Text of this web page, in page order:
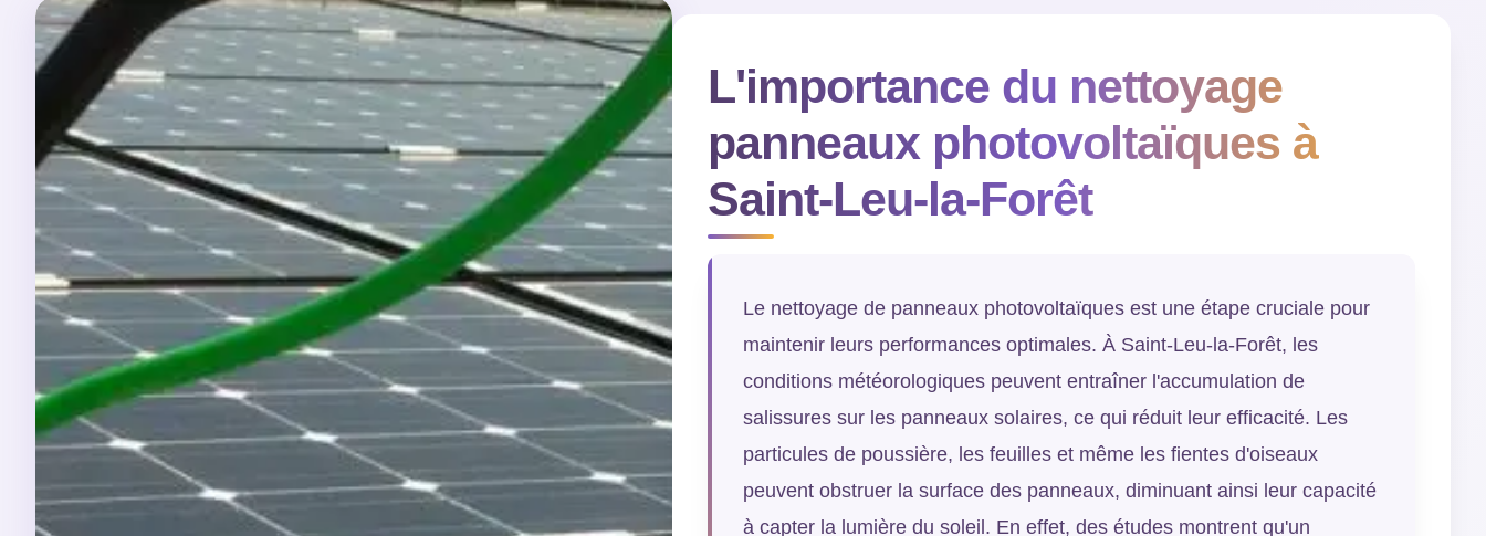
L'importance du nettoyage
panneaux photovoltaïques à
Saint-Leu-la-Forêt
Le nettoyage de panneaux photovoltaïques est une étape cruciale pour
maintenir leurs performances optimales. À Saint-Leu-la-Forêt, les
conditions météorologiques peuvent entraîner l'accumulation de
salissures sur les panneaux solaires, ce qui réduit leur efficacité. Les
particules de poussière, les feuilles et même les fientes d'oiseaux
peuvent obstruer la surface des panneaux, diminuant ainsi leur capacité
à capter la lumière du soleil. En effet, des études montrent qu'un